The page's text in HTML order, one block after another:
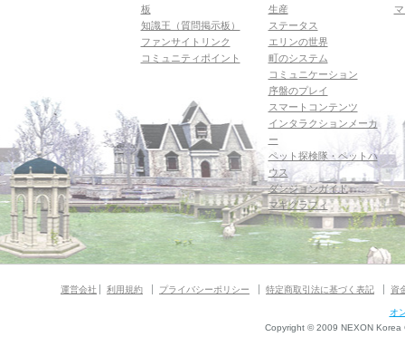
板
知識王（質問掲示板）
ファンサイトリンク
コミュニティポイント
生産
ステータス
エリンの世界
町のシステム
コミュニケーション
序盤のプレイ
スマートコンテンツ
インタラクションメーカ
ー
ペット探検隊・ペットハ
ウス
ダンジョンガイド
マギグラフィ
運営会社 利用規約 プライバシーポリシー 特定商取引法に基づく表記 資
オ
Copyright © 2009 NEXON Korea